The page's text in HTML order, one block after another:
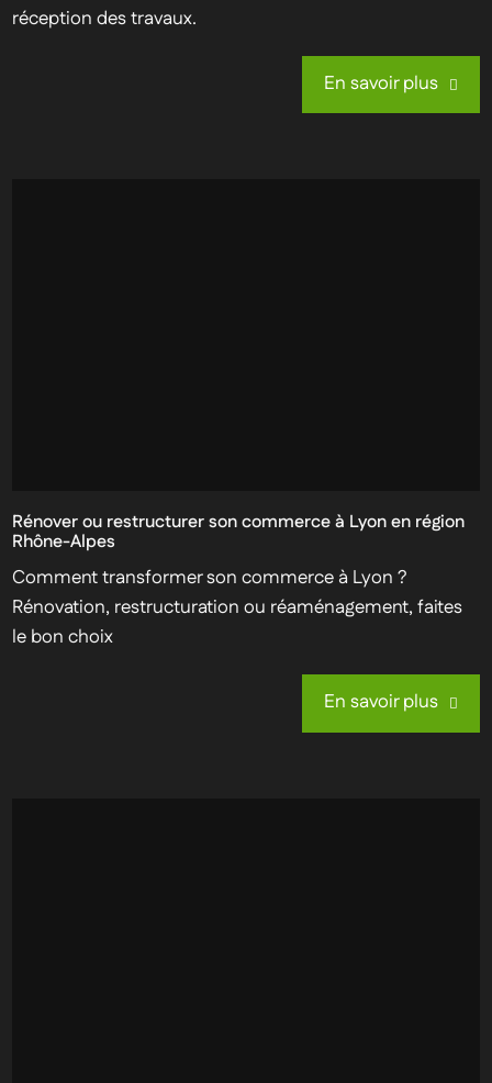
réception des travaux.
En savoir plus
Rénover ou restructurer son commerce à Lyon en région
Rhône-Alpes
Comment transformer son commerce à Lyon ?
Rénovation, restructuration ou réaménagement, faites
le bon choix
En savoir plus